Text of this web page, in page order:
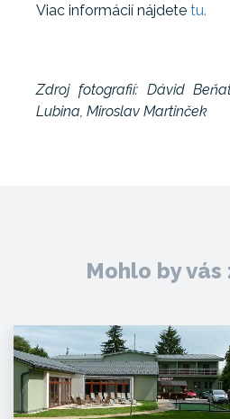
Viac informácií nájdete tu.
Zdroj fotografií: Dávid
Lubina, Miroslav Martinček
Mohlo by